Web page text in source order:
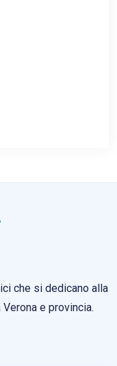
che si dedicano alla
e provincia.